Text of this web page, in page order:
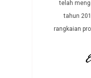
telah
tahun
rangkaian